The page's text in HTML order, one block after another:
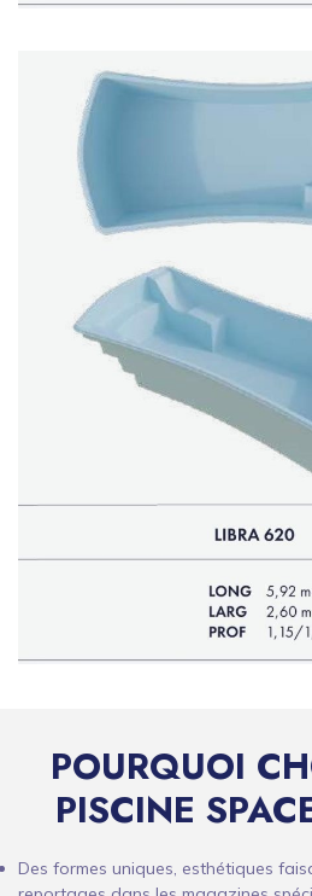
POURQUOI
PISCINE
Des formes uniques, esthétiques